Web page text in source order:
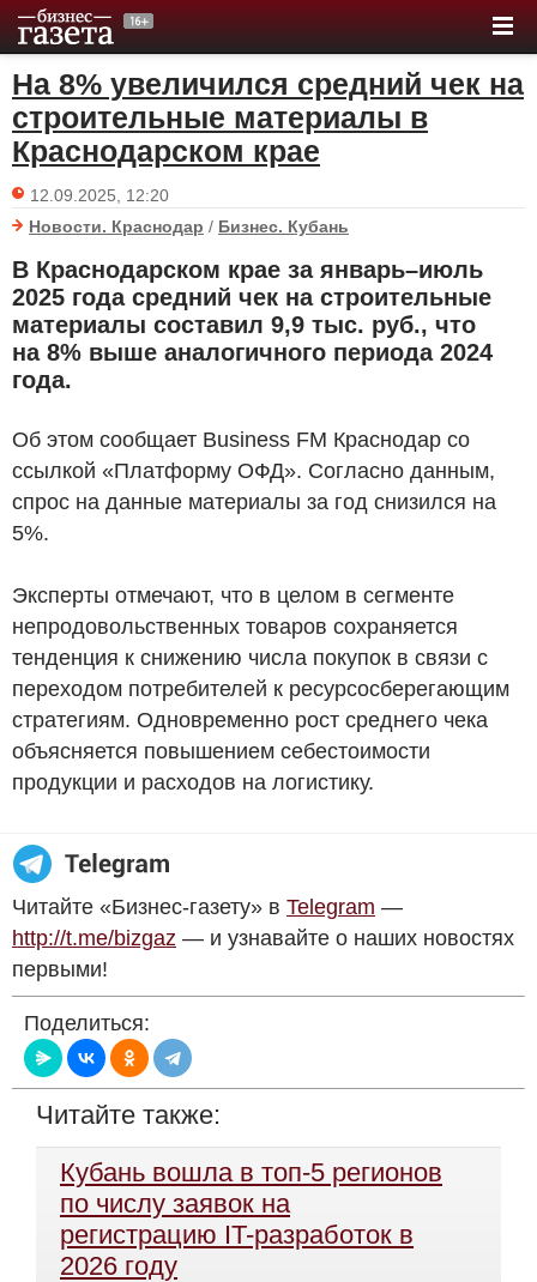
На 8% увеличился средний чек на
строительные материалы в
Краснодарском крае
12.09.2025, 12:20
Новости. Краснодар / Бизнес. Кубань
В Краснодарском крае за январь–июль
2025 года средний чек на строительные
материалы составил 9,9 тыс. руб., что
на 8% выше аналогичного периода 2024
года.
Об этом сообщает Business FM Краснодар со
ссылкой «Платформу ОФД». Согласно данным,
спрос на данные материалы за год снизился на
5%.
Эксперты отмечают, что в целом в сегменте
непродовольственных товаров сохраняется
тенденция к снижению числа покупок в связи с
переходом потребителей к ресурсосберегающим
стратегиям. Одновременно рост среднего чека
объясняется повышением себестоимости
продукции и расходов на логистику.
Читайте «Бизнес-газету» в Telegram —
http://t.me/bizgaz — и узнавайте о наших новостях
первыми!
Поделиться:
Читайте также:
Кубань вошла в топ-5 регионов
по числу заявок на
регистрацию IT-разработок в
2026 году